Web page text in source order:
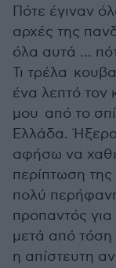
Πότε έγιναν
αρχές της
όλα αυτά …
Τι τρέλα
ένα λεπτό τον
μου από το
Ελλάδα.
αφήσω να
περίπτωση
πολύ
προπαντός
μετά από τόση
η απίστευτη